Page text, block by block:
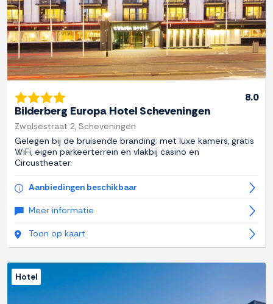
8.0
Bilderberg Europa Hotel Scheveningen
Zwolsestraat 2, Scheveningen
Gelegen bij de bruisende branding; met luxe kamers, gratis
WiFi, eigen parkeerterrein en vlakbij casino en
Circustheater.
Aanbiedingen beschikbaar
Meer informatie
Toon op kaart
Hotel